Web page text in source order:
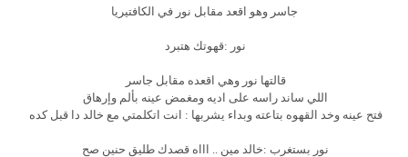
جاسر وهو اقعد مقابل نور في الكافتيريا
نور :قهوتك هتبرد
قالتها نور وهي اقعده مقابل جاسر
اللي ساند راسه على اديه ومغمض عينه بألم وإرهاق
فتح عينه وخد القهوه بتاعته وبداء يشربها : انت اتكلمتي مع خالد دا قبل كده
نور بستغرب :خالد مين .. اااه قصدك طليق حنين صح